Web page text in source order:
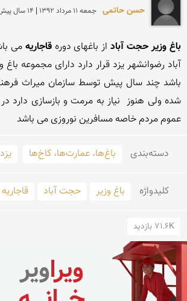
حسن حاتمی جمعه 11 مرداد 1392 | 14 سال پیش
باغ وزیر حجت آباد از باغهای دوره قاجاریه
عموم مردم خاصه مسافرین نوروزی می باشد
دسته‌بندی باغ‌ها، عمارت‌ها، کاخ‌ها یزد
کلید‌واژه باغ وزیر حجت آباد قاجاریه
71.6K بازدید